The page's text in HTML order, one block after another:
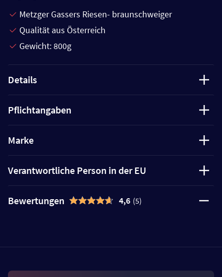
Metzger Gassers Riesen- braunschweiger
Qualität aus Österreich
Gewicht: 800g
Details
Pflichtangaben
Marke
Verantwortliche Person in der EU
Bewertungen 4,6 (5)